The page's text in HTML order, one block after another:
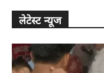
लेटेस्ट न्यूज